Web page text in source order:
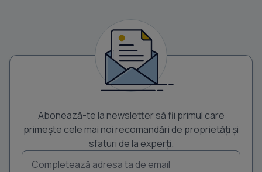
Abonează-te la newsletter să fii primul care
primește cele mai noi recomandări de proprietăți și
sfaturi de la experți.